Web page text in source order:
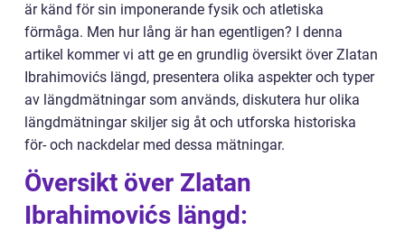
är känd för sin imponerande fysik och atletiska
förmåga. Men hur lång är han egentligen? I denna
artikel kommer vi att ge en grundlig översikt över Zlatan
Ibrahimovićs längd, presentera olika aspekter och typer
av längdmätningar som används, diskutera hur olika
längdmätningar skiljer sig åt och utforska historiska
för- och nackdelar med dessa mätningar.
Översikt över Zlatan
Ibrahimovićs längd: